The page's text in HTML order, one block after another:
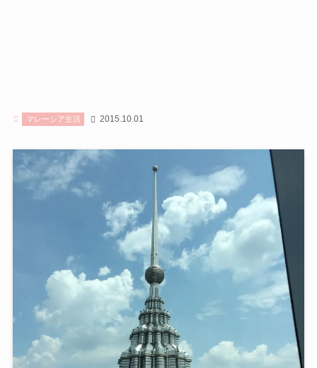
マレーシア生活 2015.10.01